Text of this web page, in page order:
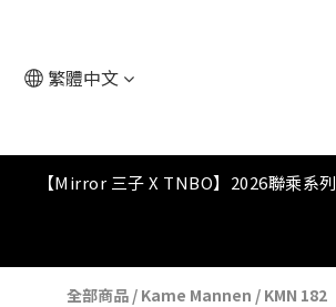
繁體中文
【Mirror 三子 X TNBO】2026聯乘系列
全部商品 / Kame Mannen / KMN 182